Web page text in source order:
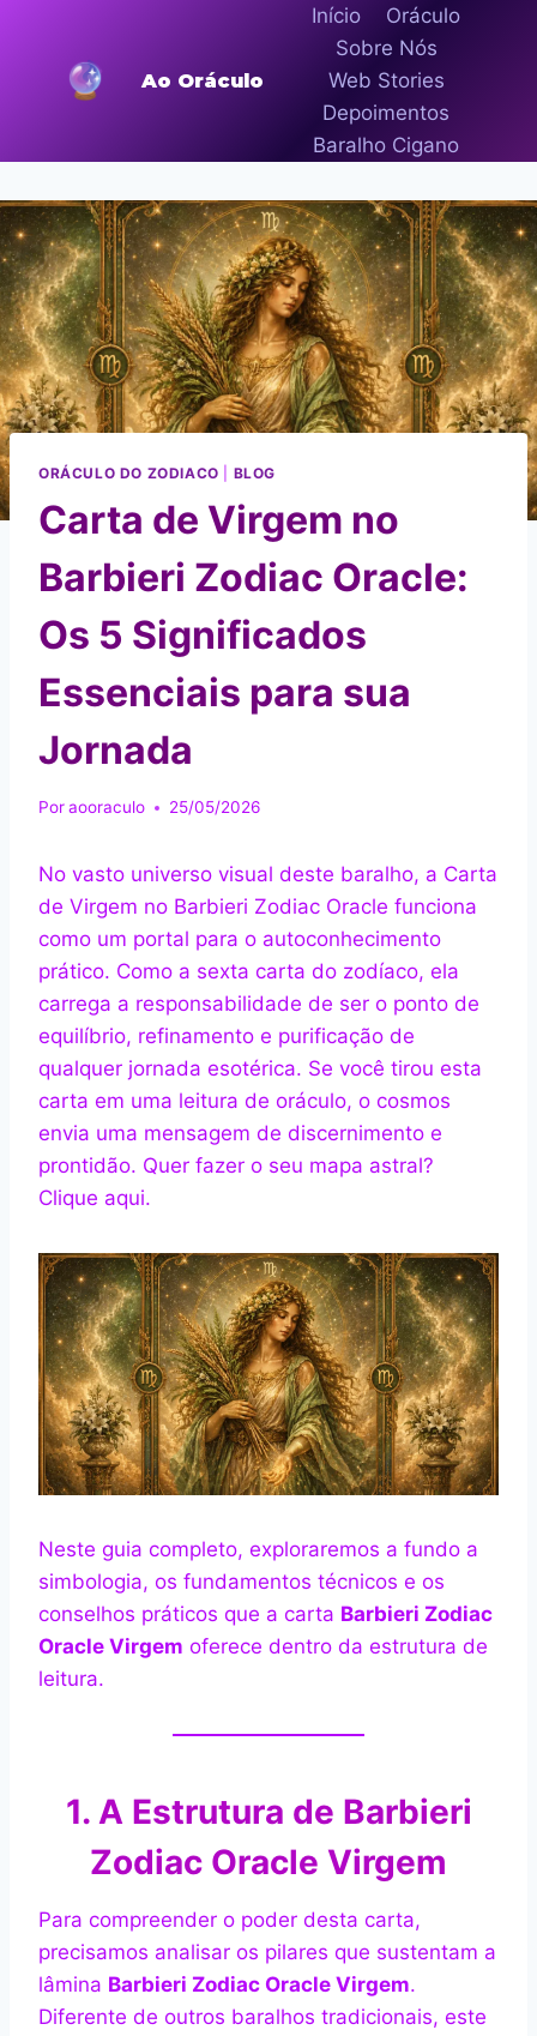
Ao Oráculo
Início
Oráculo
Sobre Nós
Web Stories
Depoimentos
Baralho Cigano
ORÁCULO DO ZODIACO BLOG
Carta de Virgem no
Barbieri Zodiac Oracle:
Os 5 Significados
Essenciais para sua
Jornada
Poraooraculo 25/05/2026
No vasto universo visual deste baralho, a Carta
de Virgem no Barbieri Zodiac Oracle funciona
como um portal para o autoconhecimento
prático. Como a sexta carta do zodíaco, ela
carrega a responsabilidade de ser o ponto de
equilíbrio, refinamento e purificação de
qualquer jornada esotérica. Se você tirou esta
carta em uma leitura de oráculo, o cosmos
envia uma mensagem de discernimento e
prontidão. Quer fazer o seu mapa astral?
Clique aqui.
Neste guia completo, exploraremos a fundo a
simbologia, os fundamentos técnicos e os
conselhos práticos que a carta Barbieri Zodiac
Oracle Virgem oferece dentro da estrutura de
leitura.
1. A Estrutura de Barbieri
Zodiac Oracle Virgem
Para compreender o poder desta carta,
precisamos analisar os pilares que sustentam a
lâmina Barbieri Zodiac Oracle Virgem.
Diferente de outros baralhos tradicionais, este